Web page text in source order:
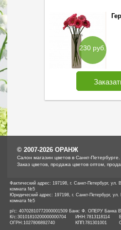
230 руб.
© 2007-2026 ОРАНЖ
Cалон магазин цветов в Санкт-Петербурге.
Заказ цветов, продажа цветов оптом,
Фактический адрес: 197198, г. Санкт-Петербург,
комната №5
Юридический адрес: 197198, г. Санкт-Петербург,
комната №5
р/с: 40702810772000001509 Банк: Ф. ОПЕРУ Банка
К/с:30101810200000000704 ИНН:7813118114
ОГРН: 1027806892740 КПП:781301001